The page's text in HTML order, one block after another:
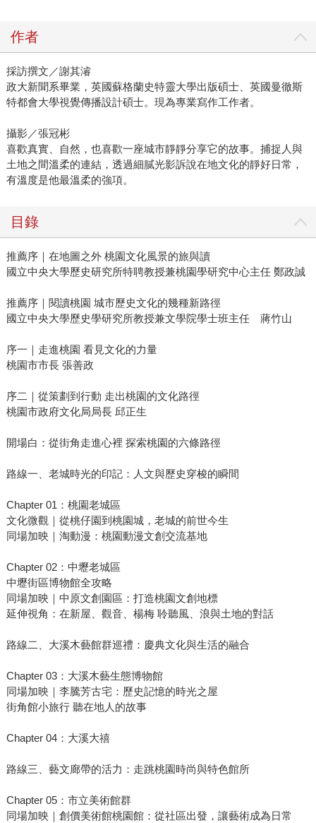
作者
採訪撰文／謝其濬
政大新聞系畢業，英國蘇格蘭史特靈大學出版碩士、英國曼徹斯
特都會大學視覺傳播設計碩士。現為專業寫作工作者。
攝影／張冠彬
喜歡真實、自然，也喜歡一座城市靜靜分享它的故事。捕捉人與
土地之間溫柔的連結，透過細膩光影訴說在地文化的靜好日常，
有溫度是他最溫柔的強項。
目錄
推薦序｜在地圖之外 桃園文化風景的旅與讀
國立中央大學歷史研究所特聘教授兼桃園學研究中心主任 鄭政誠
推薦序｜閱讀桃園 城市歷史文化的幾種新路徑
國立中央大學歷史學研究所教授兼文學院學士班主任 蔣竹山
序一｜走進桃園 看見文化的力量
桃園市市長 張善政
序二｜從策劃到行動 走出桃園的文化路徑
桃園市政府文化局局長 邱正生
開場白：從街角走進心裡 探索桃園的六條路徑
路線一、老城時光的印記：人文與歷史穿梭的瞬間
Chapter 01：桃園老城區
文化微觀｜從桃仔園到桃園城，老城的前世今生
同場加映｜淘動漫：桃園動漫文創交流基地
Chapter 02：中壢老城區
中壢街區博物館全攻略
同場加映｜中原文創園區：打造桃園文創地標
延伸視角：在新屋、觀音、楊梅 聆聽風、浪與土地的對話
路線二、大溪木藝館群巡禮：慶典文化與生活的融合
Chapter 03：大溪木藝生態博物館
同場加映｜李騰芳古宅：歷史記憶的時光之屋
街角館小旅行 聽在地人的故事
Chapter 04：大溪大禧
路線三、藝文廊帶的活力：走跳桃園時尚與特色館所
Chapter 05：市立美術館群
同場加映｜創價美術館桃園館：從社區出發，讓藝術成為日常